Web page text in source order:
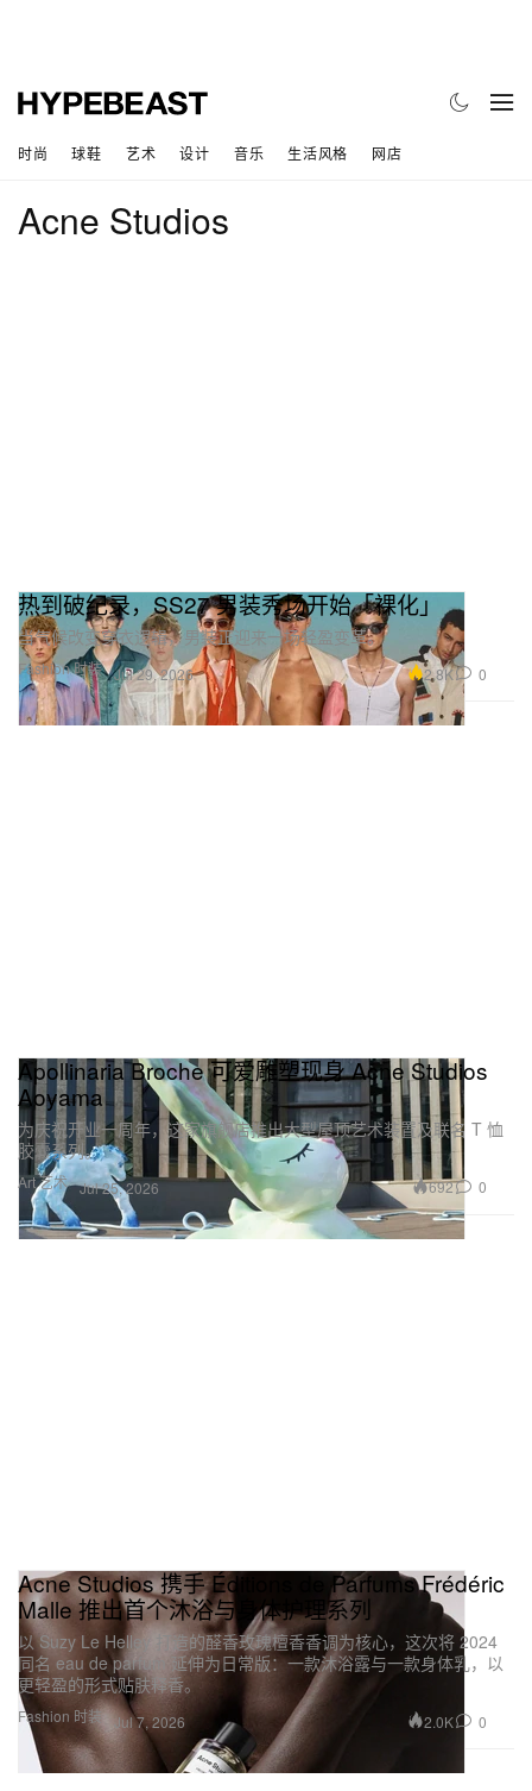
时尚 球鞋 艺术 设计 音乐 生活风格 网店
Acne Studios
Fashion 时装
热到破纪录，SS27 男装秀场开始「裸化」
当气候改变穿衣逻辑，男装正迎来一场轻盈变革。
Jul 29, 2026 2.8K 0
Art 艺术
Apollinaria Broche 可爱雕塑现身 Acne Studios
Aoyama
为庆祝开业一周年，这家旗舰店推出大型屋顶艺术装置及联名 T 恤
胶囊系列。
Jul 25, 2026 692 0
Fashion 时装
Acne Studios 携手 Éditions de Parfums Frédéric
Malle 推出首个沐浴与身体护理系列
以 Suzy Le Helley 打造的醛香玫瑰檀香香调为核心，这次将 2024
同名 eau de parfum 延伸为日常版：一款沐浴露与一款身体乳，以
更轻盈的形式贴肤释香。
Jul 7, 2026 2.0K 0